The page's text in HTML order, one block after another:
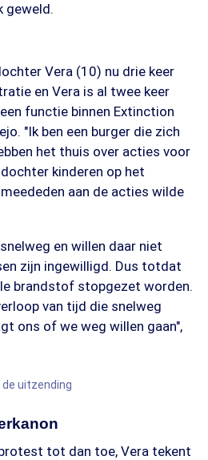
geweld.
Vera (10) nu drie keer
en Vera is al twee keer
functie binnen Extinction
"Ik ben een burger die zich
het thuis over acties voor
kinderen op het
aan de acties wilde
en willen daar niet
zijn ingewilligd. Dus totdat
brandstof stopgezet worden.
van tijd die snelweg
ons of we weg willen gaan",
de uitzending
tot dan toe, Vera tekent